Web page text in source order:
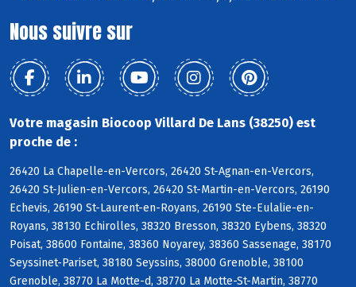
Nous suivre sur
Votre magasin Biocoop Villard De Lans (38250) est
proche de :
26420 La Chapelle-en-Vercors, 26420 St-Agnan-en-Vercors,
26420 St-Julien-en-Vercors, 26420 St-Martin-en-Vercors, 26190
Echevis, 26190 St-Laurent-en-Royans, 26190 Ste-Eulalie-en-
Royans, 38130 Echirolles, 38320 Bresson, 38320 Eybens, 38320
Poisat, 38600 Fontaine, 38360 Noyarey, 38360 Sassenage, 38170
Seyssinet-Pariset, 38180 Seyssins, 38000 Grenoble, 38100
Grenoble, 38770 La Motte-d, 38770 La Motte-St-Martin, 38770